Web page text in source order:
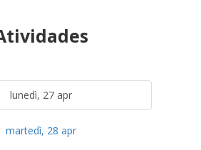
lunedì, 27 apr
martedì, 28 apr